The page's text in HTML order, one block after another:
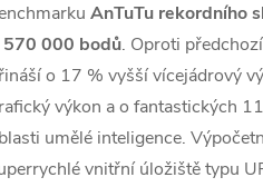
AnTuTu rekordního
000 bodů. Oproti
o 17 % vyšší vícejádrový
výkon a o fantastických
umělé inteligence.
vnitřní úložiště typu